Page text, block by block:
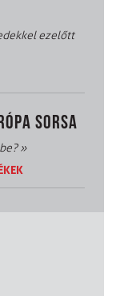
ezelőtt
SORSA
»